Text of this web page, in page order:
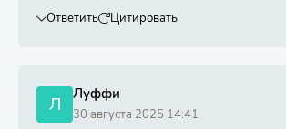
Ответить Цитировать
Л Луффи
30 августа 2025 14:41